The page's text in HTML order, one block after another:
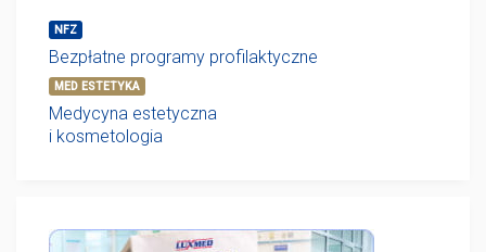
NFZ
Bezpłatne programy profilaktyczne
MED ESTETYKA
Medycyna estetyczna
i kosmetologia